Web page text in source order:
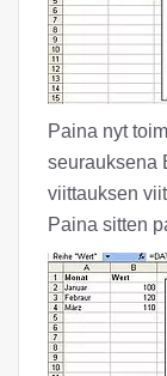
Paina nyt
seurauksena
viittauksen
Paina sitten